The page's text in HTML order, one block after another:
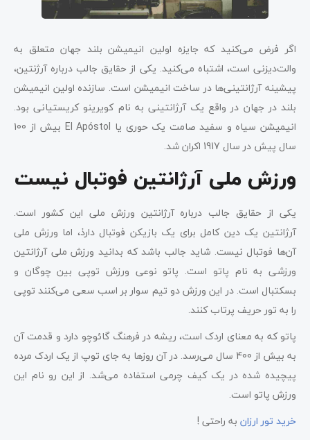
اگر فرض می‌کنید که جایزه اولین انیمیشن بلند جهان متعلق به
والت‌دیزنی است، اشتباه می‌کنید. یکی از حقایق جالب درباره آرژنتین،
پیشینه آرژانتینی‌ها در ساخت انیمیشن است. سازنده اولین انیمیشن
بلند در جهان در واقع یک آرژانتینی به نام کویرینو کریستیانی بود.
انیمیشن سیاه و سفید صامت یک حوری یا El Apóstol بیش از 100
سال پیش در سال 1917 اکران شد.
ورزش ملی آرژانتین فوتبال نیست
یکی از حقایق جالب درباره آرژانتین ورزش ملی این کشور است.
آرژانتین یک دین کامل برای یک بازیکن فوتبال دارذ، اما ورزش ملی
آن‌ها فوتبال نیست. شاید جالب باشد که بدانید ورزش ملی آرژانتین
ورزشی به نام پاتو است. پاتو نوعی ورزش توپی بین چوگان و
بسکتبال است. در این ورزش دو تیم سوار بر اسب سعی می‌کنند توپی
را به تور حریف پرتاب کنند.
پاتو که به معنای اردک است، ریشه در فرهنگ گائوچو دارد و قدمت آن
به بیش از 400 سال می‌رسد. در آن روزها به جای توپ از یک اردک مرده
پیچیده شده در یک کیف چرمی استفاده می‌شد. از این رو نام این
ورزش پاتو است.
خرید تور ارزان به راحتی !